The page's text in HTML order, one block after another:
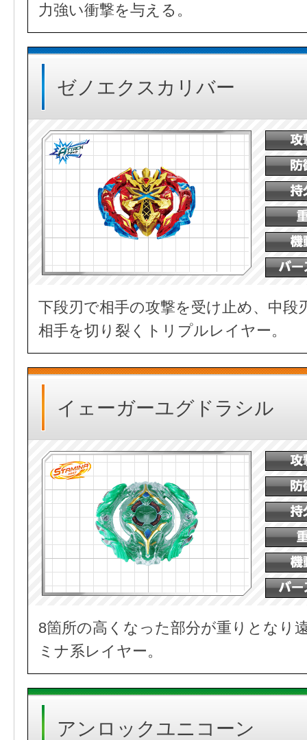
力強い衝撃を与える。
ゼノエクスカリバー
下段刃で相手の攻撃を受け止め、中段
相手を切り裂くトリプルレイヤー。
イェーガーユグドラシル
8箇所の高くなった部分が重りとなり
ミナ系レイヤー。
アンロックユニコーン